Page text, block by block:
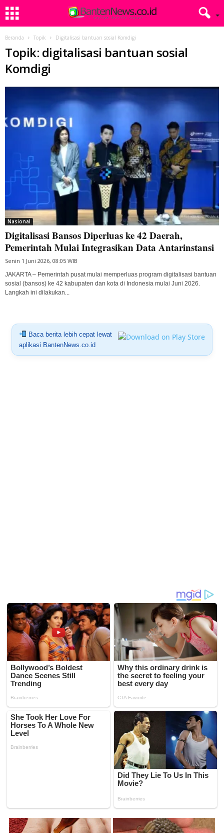
Beranda Topik Digitalisasi bantuan sosial Komdigi
Topik: digitalisasi bantuan sosial
Komdigi
Nasional
Digitalisasi Bansos Diperluas ke 42 Daerah,
Pemerintah Mulai Integrasikan Data Antarinstansi
Senin 1 Juni 2026, 08:05 WIB
JAKARTA – Pemerintah pusat mulai memperluas program digitalisasi bantuan
sosial (bansos) ke 42 kabupaten dan kota di Indonesia mulai Juni 2026.
Langkah ini dilakukan...
Baca berita lebih cepat lewat
aplikasi BantenNews.co.id